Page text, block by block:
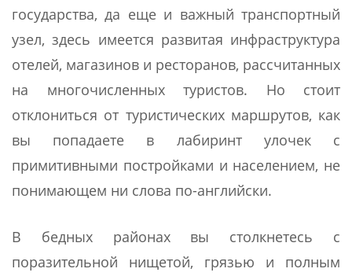
государства, да еще и важный транспортный
узел, здесь имеется развитая инфраструктура
отелей, магазинов и ресторанов, рассчитанных
на многочисленных туристов. Но стоит
отклониться от туристических маршрутов, как
вы попадаете в лабиринт улочек с
примитивными постройками и населением, не
понимающем ни слова по-английски.
В бедных районах вы столкнетесь с
поразительной нищетой, грязью и полным